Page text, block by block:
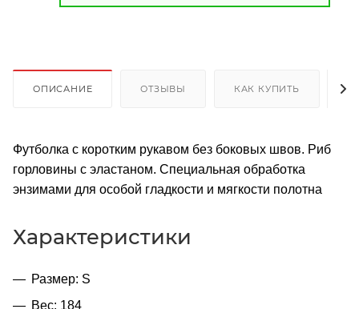
ОПИСАНИЕ ОТЗЫВЫ КАК КУПИТЬ
Футболка с коротким рукавом без боковых швов. Риб
горловины с эластаном. Специальная обработка
энзимами для особой гладкости и мягкости полотна
Характеристики
Размер: S
Вес: 184